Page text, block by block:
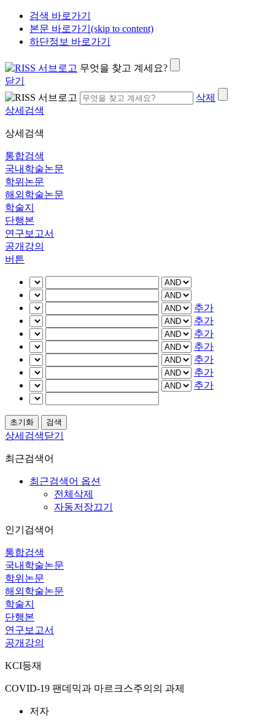
검색 바로가기
본문 바로가기(skip to content)
하단정보 바로가기
무엇을 찾고 계세요?
닫기
삭제
상세검색
상세검색
통합검색
국내학술논문
학위논문
해외학술논문
학술지
단행본
연구보고서
공개강의
버튼
추가
추가
추가
추가
추가
추가
추가
상세검색닫기
최근검색어
최근검색어 옵션
전체삭제
자동저장끄기
인기검색어
통합검색
국내학술논문
학위논문
해외학술논문
학술지
단행본
연구보고서
공개강의
KCI등재
COVID-19 팬데믹과 마르크스주의의 과제
저자